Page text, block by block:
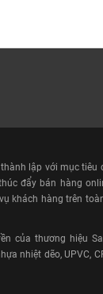
lập với mục
đẩy bán hàng
khách hàng trên
của thương hiệu
nhiệt dẽo, UPVC,